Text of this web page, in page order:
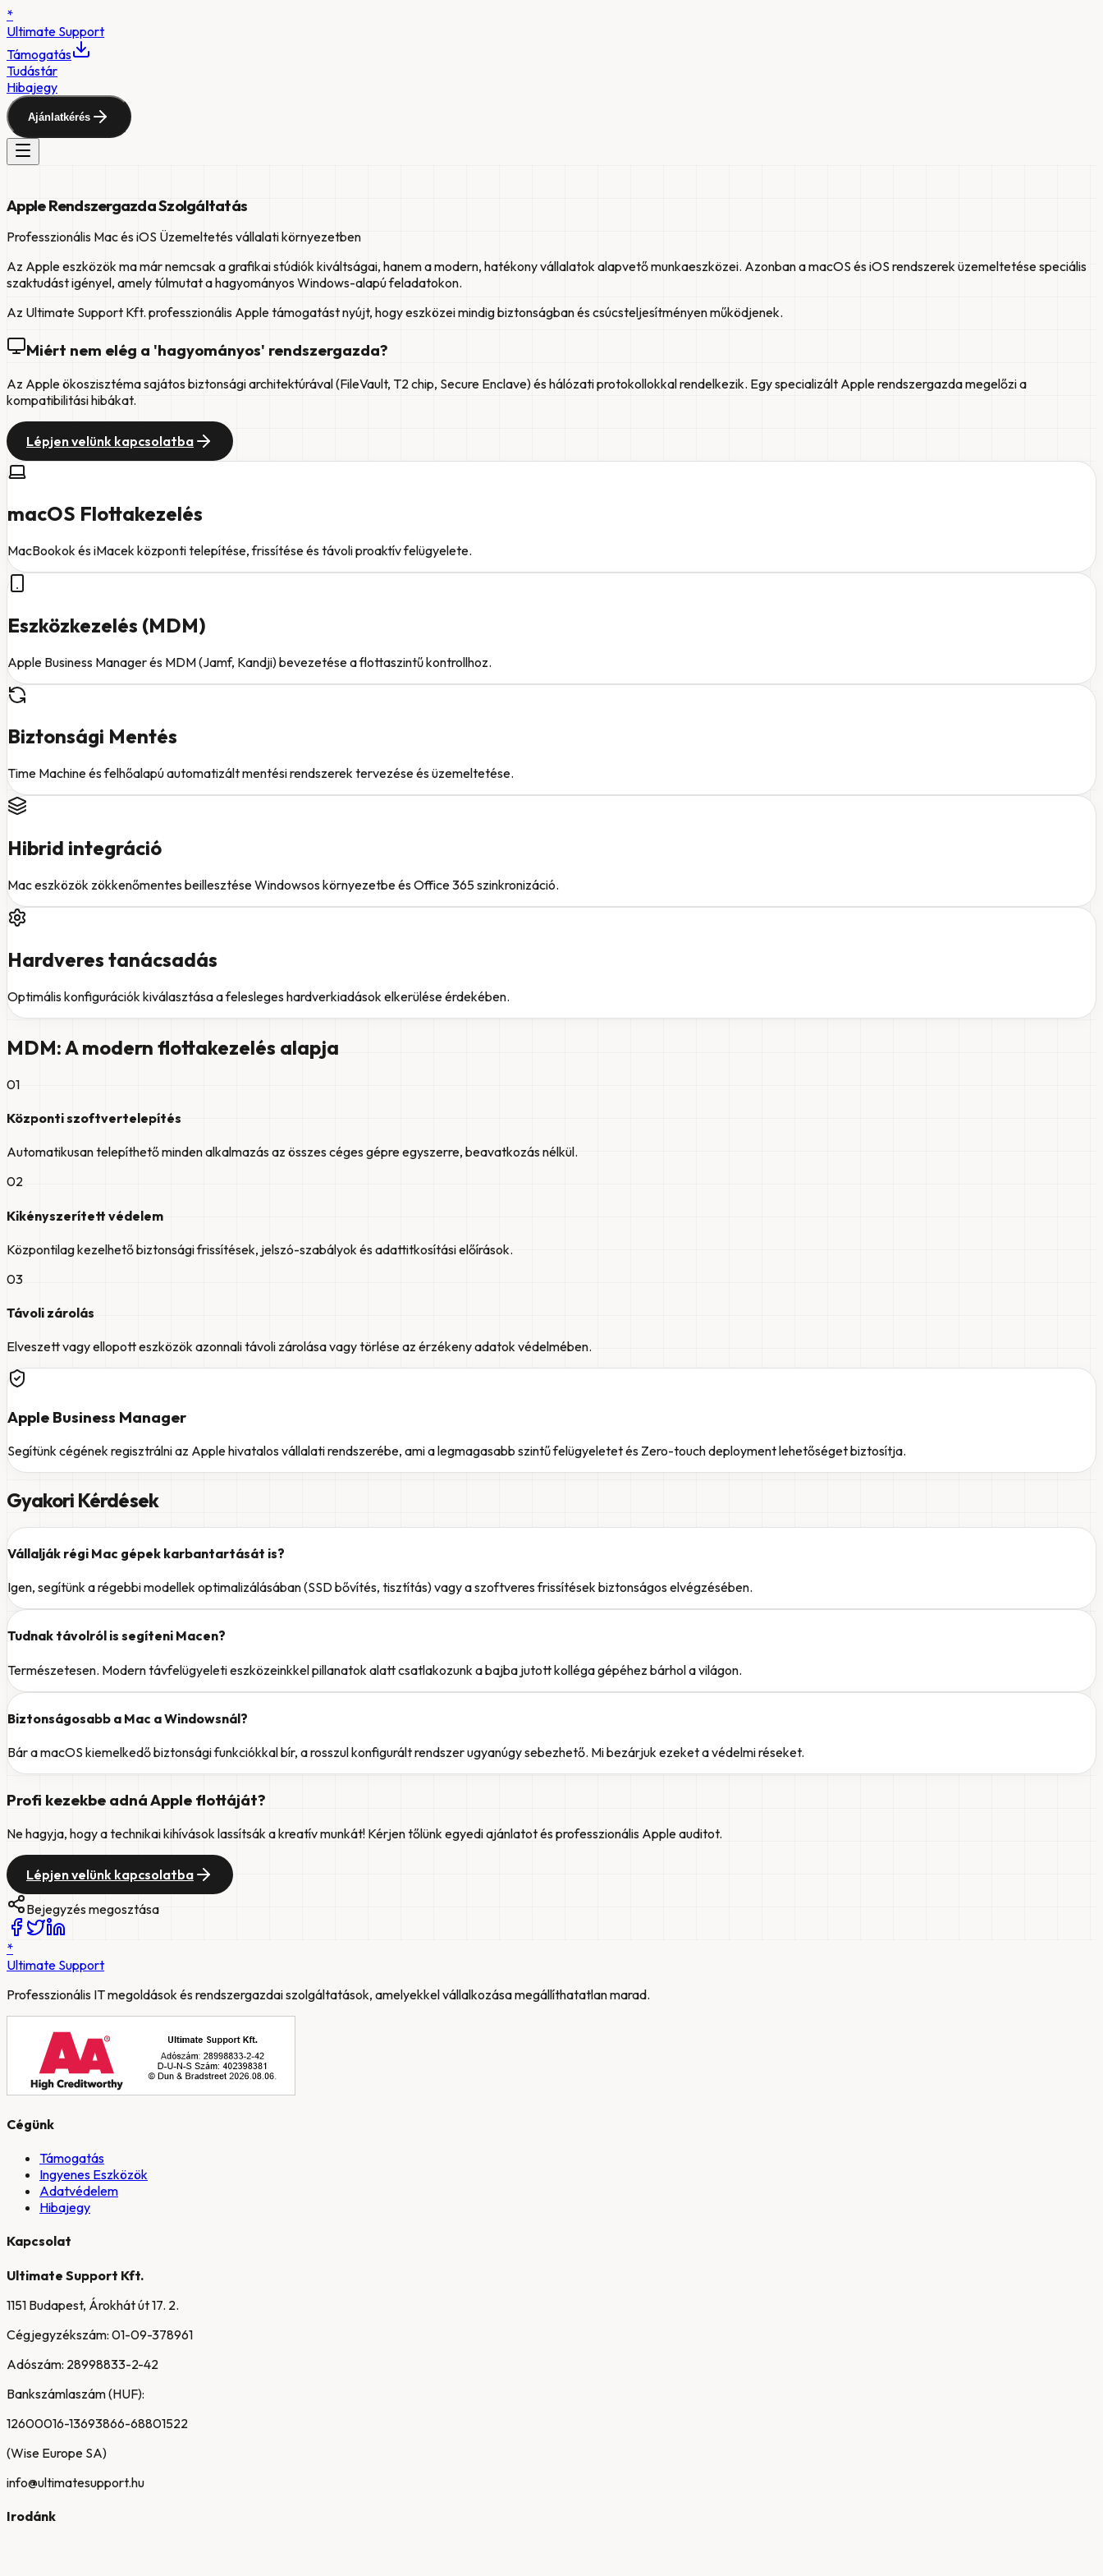
*
Ultimate Support
Támogatás
Tudástár
Hibajegy
Ajánlatkérés
Apple Rendszergazda Szolgáltatás
Professzionális Mac és iOS Üzemeltetés vállalati környezetben
Az Apple eszközök ma már nemcsak a grafikai stúdiók kiváltságai, hanem a modern, hatékony vállalatok alapvető munkaeszközei. Azonban a macOS és iOS rendszerek üzemeltetése speciális
szaktudást igényel, amely túlmutat a hagyományos Windows-alapú feladatokon.
Az Ultimate Support Kft. professzionális Apple támogatást nyújt, hogy eszközei mindig biztonságban és csúcsteljesítményen működjenek.
Miért nem elég a 'hagyományos' rendszergazda?
Az Apple ökoszisztéma sajátos biztonsági architektúrával (FileVault, T2 chip, Secure Enclave) és hálózati protokollokkal rendelkezik. Egy specializált Apple rendszergazda megelőzi a
kompatibilitási hibákat.
Lépjen velünk kapcsolatba
macOS Flottakezelés
MacBookok és iMacek központi telepítése, frissítése és távoli proaktív felügyelete.
Eszközkezelés (MDM)
Apple Business Manager és MDM (Jamf, Kandji) bevezetése a flottaszintű kontrollhoz.
Biztonsági Mentés
Time Machine és felhőalapú automatizált mentési rendszerek tervezése és üzemeltetése.
Hibrid integráció
Mac eszközök zökkenőmentes beillesztése Windowsos környezetbe és Office 365 szinkronizáció.
Hardveres tanácsadás
Optimális konfigurációk kiválasztása a felesleges hardverkiadások elkerülése érdekében.
MDM: A modern flottakezelés alapja
01
Központi szoftvertelepítés
Automatikusan telepíthető minden alkalmazás az összes céges gépre egyszerre, beavatkozás nélkül.
02
Kikényszerített védelem
Központilag kezelhető biztonsági frissítések, jelszó-szabályok és adattitkosítási előírások.
03
Távoli zárolás
Elveszett vagy ellopott eszközök azonnali távoli zárolása vagy törlése az érzékeny adatok védelmében.
Apple Business Manager
Segítünk cégének regisztrálni az Apple hivatalos vállalati rendszerébe, ami a legmagasabb szintű felügyeletet és Zero-touch deployment lehetőséget biztosítja.
Gyakori Kérdések
Vállalják régi Mac gépek karbantartását is?
Igen, segítünk a régebbi modellek optimalizálásában (SSD bővítés, tisztítás) vagy a szoftveres frissítések biztonságos elvégzésében.
Tudnak távolról is segíteni Macen?
Természetesen. Modern távfelügyeleti eszközeinkkel pillanatok alatt csatlakozunk a bajba jutott kolléga gépéhez bárhol a világon.
Biztonságosabb a Mac a Windowsnál?
Bár a macOS kiemelkedő biztonsági funkciókkal bír, a rosszul konfigurált rendszer ugyanúgy sebezhető. Mi bezárjuk ezeket a védelmi réseket.
Profi kezekbe adná Apple flottáját?
Ne hagyja, hogy a technikai kihívások lassítsák a kreatív munkát! Kérjen tőlünk egyedi ajánlatot és professzionális Apple auditot.
Lépjen velünk kapcsolatba
Bejegyzés megosztása
*
Ultimate Support
Professzionális IT megoldások és rendszergazdai szolgáltatások, amelyekkel vállalkozása megállíthatatlan marad.
Cégünk
Támogatás
Ingyenes Eszközök
Adatvédelem
Hibajegy
Kapcsolat
Ultimate Support Kft.
1151 Budapest, Árokhát út 17. 2.
Cégjegyzékszám: 01-09-378961
Adószám: 28998833-2-42
Bankszámlaszám (HUF):
12600016-13693866-68801522
(Wise Europe SA)
info@ultimatesupport.hu
Irodánk